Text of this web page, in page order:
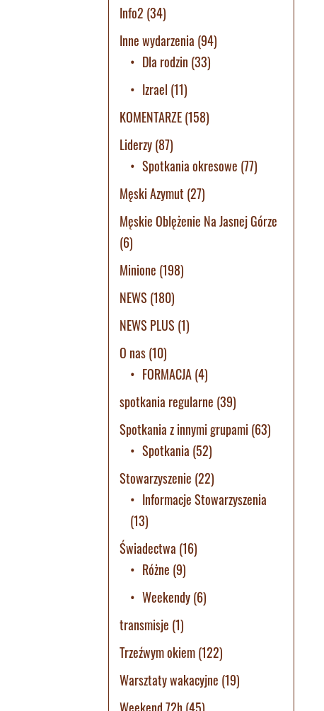
Info2 (34)
Inne wydarzenia (94)
Dla rodzin (33)
Izrael (11)
KOMENTARZE(158)
Liderzy(87)
Spotkania okresowe (77)
Męski Azymut (27)
Męskie Oblężenie Na Jasnej Górze
(6)
Minione (198)
NEWS (180)
NEWS PLUS (1)
O nas(10)
FORMACJA(4)
spotkania regularne (39)
Spotkania z innymi grupami (63)
Spotkania (52)
Stowarzyszenie (22)
Informacje Stowarzyszenia
(13)
Świadectwa (16)
Różne (9)
Weekendy(6)
transmisje (1)
Trzeźwym okiem(122)
Warsztaty wakacyjne (19)
Weekend 72h(45)